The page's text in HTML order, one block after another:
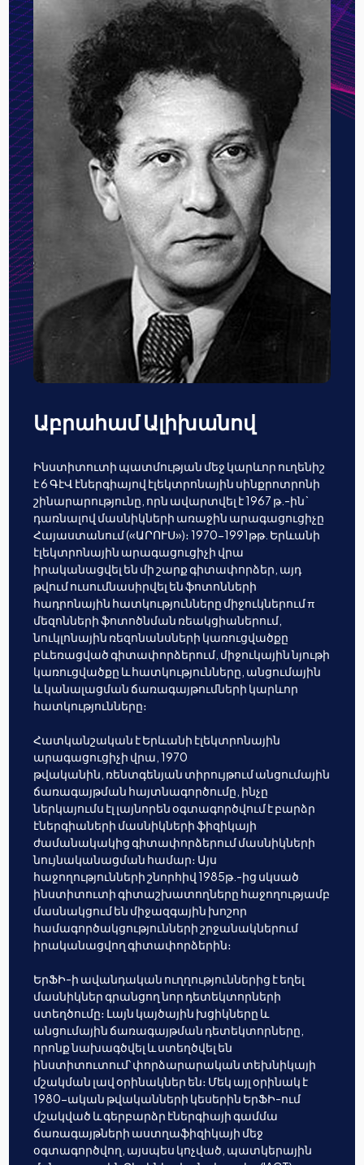
Աբրահամ Ալիխանով
Ինստիտուտի պատմության մեջ կարևոր ուղենիշ
է 6 ԳէՎ էներգիայով էլեկտրոնային սինքրոտրոնի
շինարարությունը, որն ավարտվել է 1967 թ.-ին`
դառնալով մասնիկների առաջին արագացուցիչը
Հայաստանում («ԱՐՈՒՍ»)։ 1970-1991թթ. Երևանի
էլեկտրոնային արագացուցիչի վրա
իրականացվել են մի շարք գիտափորձեր, այդ
թվում ուսումնասիրվել են ֆոտոնների
հադրոնային հատկությունները միջուկներում π
մեզոնների ֆոտոծնման ռեակցիաներում,
նուկլոնային ռեզոնանսների կառուցվածքը
բևեռացված գիտափորձերում, միջուկային նյութի
կառուցվածքը և հատկությունները, անցումային
և կանալացման ճառագայթումների կարևոր
հատկությունները։
Հատկանշական է Երևանի էլեկտրոնային
արագացուցիչի վրա, 1970
թվականին, ռենտգենյան տիրույթում անցումային
ճառագայթման հայտնագործումը, ինչը
ներկայումս էլ լայնորեն օգտագործվում է բարձր
էներգիաների մասնիկների ֆիզիկայի
ժամանակակից գիտափորձերում մասնիկների
նույնականացման համար։ Այս
հաջողությունների շնորհիվ 1985թ.-ից սկսած
ինստիտուտի գիտաշխատողները հաջողությամբ
մասնակցում են միջազգային խոշոր
համագործակցությունների շրջանակներում
իրականացվող գիտափորձերին։
ԵրՖԻ-ի ավանդական ուղղություններից է եղել
մասնիկներ գրանցող նոր դետեկտորների
ստեղծումը։ Լայն կայծային խցիկները և
անցումային ճառագայթման դետեկտորները,
որոնք նախագծվել և ստեղծվել են
ինստիտուտում՝ փորձարարական տեխնիկայի
մշակման լավ օրինակներ են։ Մեկ այլ օրինակ է
1980-ական թվականների կեսերին ԵրՖԻ-ում
մշակված և գերբարձր էներգիայի գամմա
ճառագայթների աստղաֆիզիկայի մեջ
օգտագործվող, այսպես կոչված, պատկերային